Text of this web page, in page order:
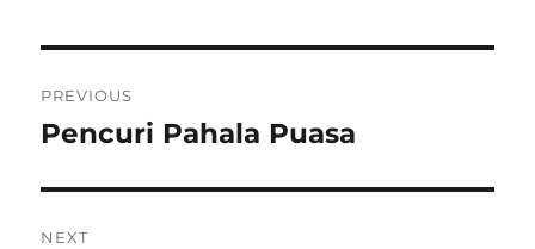
navigation
PREVIOUS
Previous
Pencuri Pahala Puasa
NEXT